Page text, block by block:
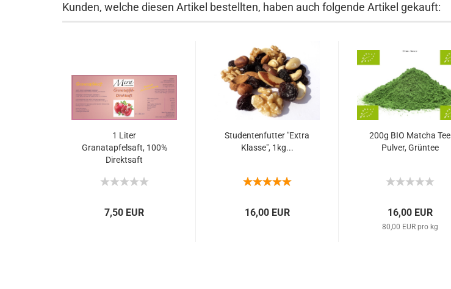
Kunden, welche diesen Artikel bestellten, haben auch folgende Artikel gekauft:
1 Liter
Granatapfelsaft, 100%
Direktsaft
7,50 EUR
Studentenfutter "Extra
Klasse", 1kg...
16,00 EUR
200g BIO Matcha Tee
Pulver, Grüntee
16,00 EUR
80,00 EUR pro kg